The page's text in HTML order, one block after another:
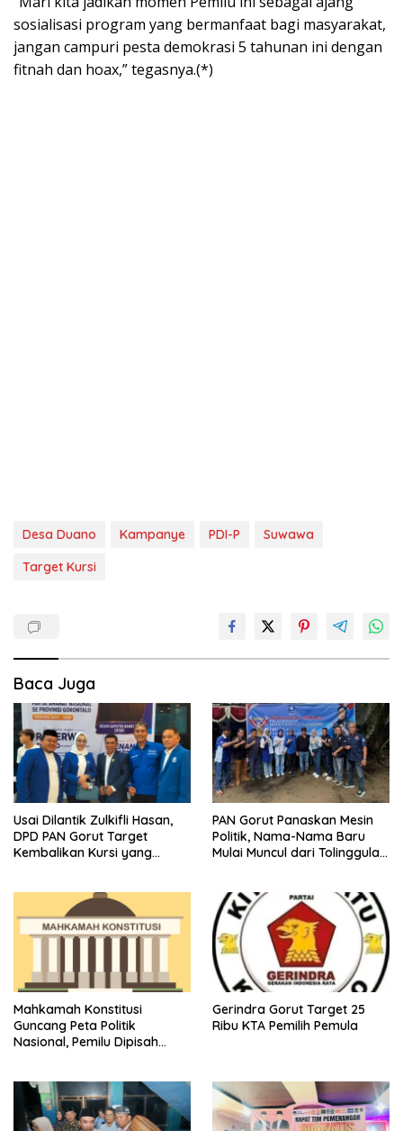
sosialisasi program yang bermanfaat bagi masyarakat,
jangan campuri pesta demokrasi 5 tahunan ini dengan
fitnah dan hoax,” tegasnya.(*)
Desa Duano Kampanye PDI-P
Suwawa
Target Kursi
Baca Juga
Usai Dilantik Zulkifli Hasan,
DPD PAN Gorut Target
Kembalikan Kursi yang
PAN Gorut Panaskan Mesin
Politik, Nama-Nama Baru
Mulai Muncul dari Tolinggula
Mahkamah Konstitusi
Guncang Peta Politik
Nasional, Pemilu Dipisah
Gerindra Gorut Target 25
Ribu KTA Pemilih Pemula